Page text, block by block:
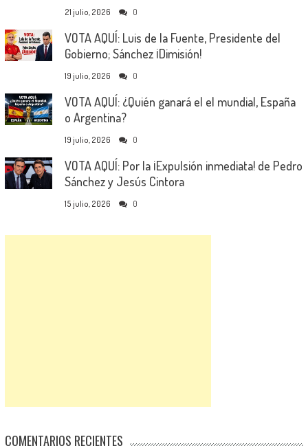
21 julio, 2026 0
VOTA AQUÍ: Luis de la Fuente, Presidente del
Gobierno; Sánchez ¡Dimisión!
19 julio, 2026 0
VOTA AQUÍ: ¿Quién ganará el el mundial, España
o Argentina?
19 julio, 2026 0
VOTA AQUÍ: Por la ¡Expulsión inmediata! de Pedro
Sánchez y Jesús Cintora
15 julio, 2026 0
COMENTARIOS RECIENTES